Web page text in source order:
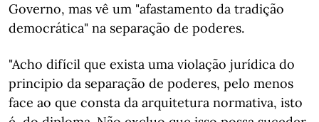
Governo, mas vê um "afastamento da tradição
democrática" na separação de poderes.
"Acho difícil que exista uma violação jurídica do
principio da separação de poderes, pelo menos
face ao que consta da arquitetura normativa, isto